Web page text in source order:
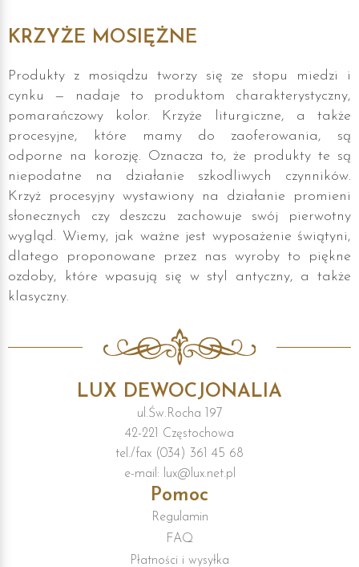
KRZYŻE MOSIĘŻNE
Produkty z mosiądzu tworzy się ze stopu miedzi i
cynku — nadaje to produktom charakterystyczny,
pomarańczowy kolor. Krzyże liturgiczne, a także
procesyjne, które mamy do zaoferowania, są
odporne na korozję. Oznacza to, że produkty te są
niepodatne na działanie szkodliwych czynników.
Krzyż procesyjny wystawiony na działanie promieni
słonecznych czy deszczu zachowuje swój pierwotny
wygląd. Wiemy, jak ważne jest wyposażenie świątyni,
dlatego proponowane przez nas wyroby to piękne
ozdoby, które wpasują się w styl antyczny, a także
klasyczny.
LUX DEWOCJONALIA
ul.Św.Rocha 197
42-221 Częstochowa
tel./fax (034) 361 45 68
e-mail: lux@lux.net.pl
Pomoc
Regulamin
FAQ
Płatności i wysyłka